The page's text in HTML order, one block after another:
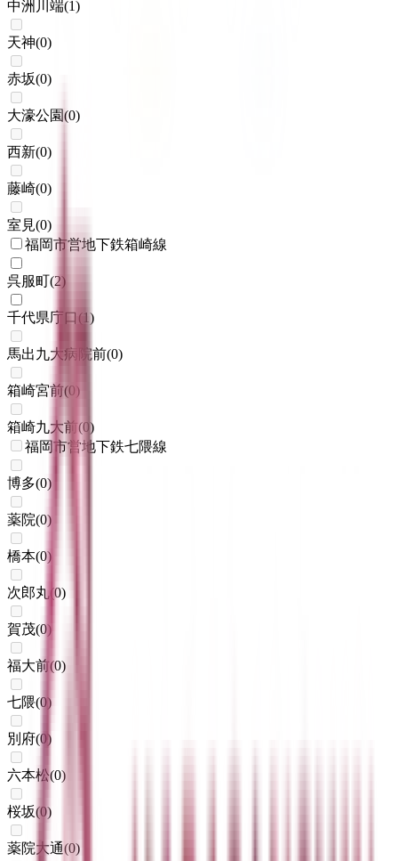
中洲川端(1)
天神(0)
赤坂(0)
大濠公園(0)
西新(0)
藤崎(0)
室見(0)
福岡市営地下鉄箱崎線
呉服町(2)
千代県庁口 (1)
馬出九大病院前(0)
箱崎宮前(0)
箱崎九大前(0)
福岡市営地下鉄七隈線
博多(0)
薬院(0)
橋本(0)
次郎丸(0)
賀茂(0)
福大前(0)
七隈(0)
別府(0)
六本松(0)
桜坂(0)
薬院大通(0)